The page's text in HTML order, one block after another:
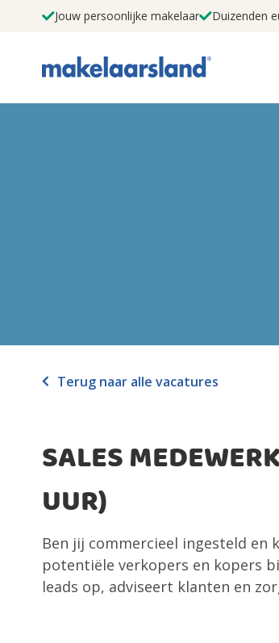
Jouw persoonlijke makelaar Duizenden
Terug naar alle vacatures
SALES
UUR)
Ben jij commercieel ingesteld en
potentiële verkopers en kopers
leads op, adviseert klanten en